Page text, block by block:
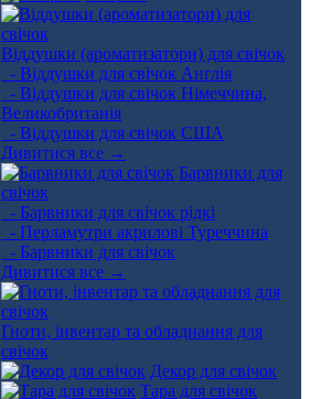
Віддушки (ароматизатори) для свічок
- Віддушки для свічок Англія
- Віддушки для свічок Німеччина,
Великобританія
- Віддушки для свічок США
Дивитися все →
Барвники для
свічок
- Барвники для свічок рідкі
- Перламутри акрилові Туреччина
- Барвники для свічок
Дивитися все →
Гноти, інвентар та обладнання для
свічок
Декор для свічок
Тара для свічок